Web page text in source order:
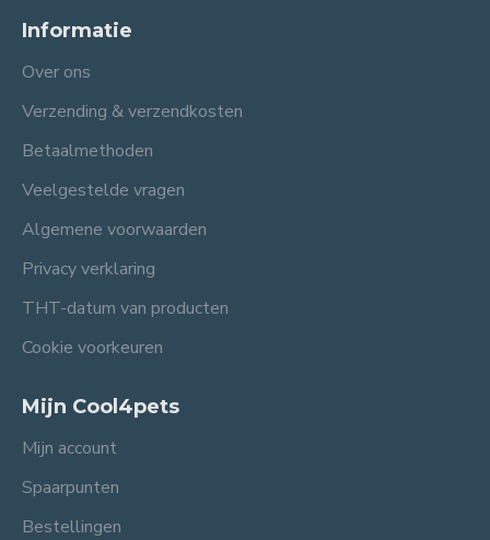
Informatie
Over ons
Verzending & verzendkosten
Betaalmethoden
Veelgestelde vragen
Algemene voorwaarden
Privacy verklaring
THT-datum van producten
Cookie voorkeuren
Mijn Cool4pets
Mijn account
Spaarpunten
Bestellingen